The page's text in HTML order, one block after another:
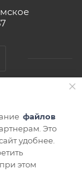
ДАННЫХ
файлов
Это
удобнее.
этом